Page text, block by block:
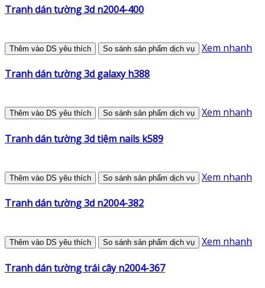
Tranh dán tường 3d n2004-400
Thêm vào DS yêu thích So sánh sản phẩm dịch vụ Xem nhanh
Tranh dán tường 3d galaxy h388
Thêm vào DS yêu thích So sánh sản phẩm dịch vụ Xem nhanh
Tranh dán tường 3d tiệm nails k589
Thêm vào DS yêu thích So sánh sản phẩm dịch vụ Xem nhanh
Tranh dán tường 3d n2004-382
Thêm vào DS yêu thích So sánh sản phẩm dịch vụ Xem nhanh
Tranh dán tường trái cây n2004-367